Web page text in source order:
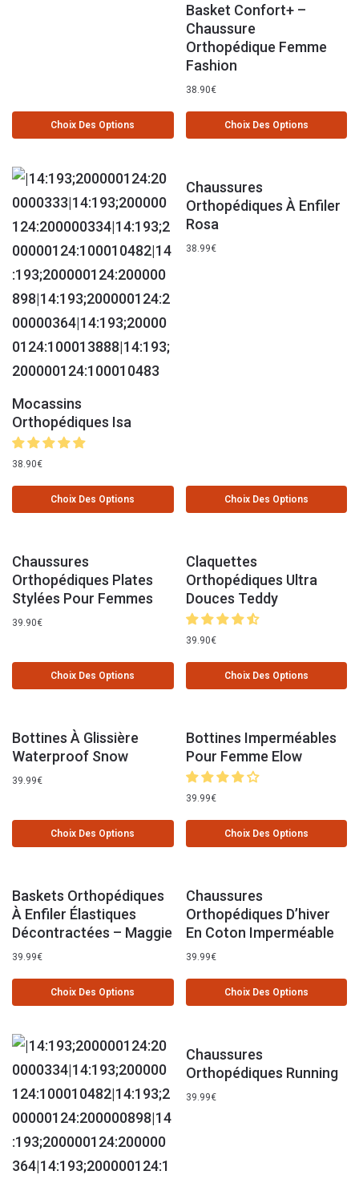
Choix Des Options
Basket Confort+ –
Chaussure
Orthopédique Femme
Fashion
38.90€
Choix Des Options
Mocassins
Orthopédiques Isa
38.90€
Choix Des Options
Chaussures
Orthopédiques À Enfiler
Rosa
38.99€
Choix Des Options
Chaussures
Orthopédiques Plates
Stylées Pour Femmes
39.90€
Choix Des Options
Claquettes
Orthopédiques Ultra
Douces Teddy
39.90€
Choix Des Options
Bottines À Glissière
Waterproof Snow
39.99€
Choix Des Options
Bottines Imperméables
Pour Femme Elow
39.99€
Choix Des Options
Baskets Orthopédiques
À Enfiler Élastiques
Décontractées – Maggie
39.99€
Choix Des Options
Chaussures
Orthopédiques D’hiver
En Coton Imperméable
39.99€
Choix Des Options
Chaussures
Orthopédiques Running
39.99€